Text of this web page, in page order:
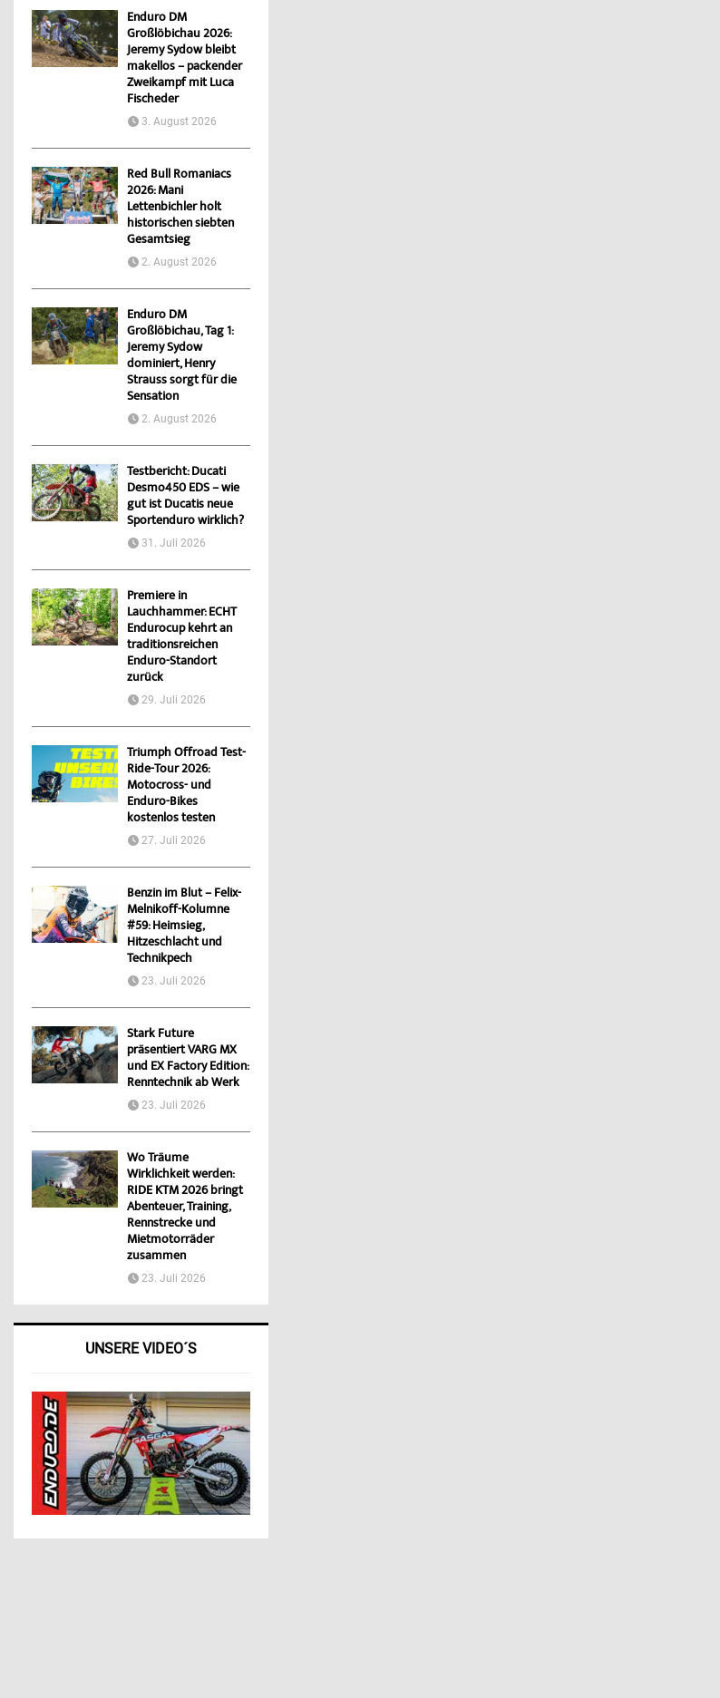
Enduro DM
Großlöbichau 2026:
Jeremy Sydow bleibt
makellos – packender
Zweikampf mit Luca
Fischeder
3. August 2026
Red Bull Romaniacs
2026: Mani
Lettenbichler holt
historischen siebten
Gesamtsieg
2. August 2026
Enduro DM
Großlöbichau, Tag 1:
Jeremy Sydow
dominiert, Henry
Strauss sorgt für die
Sensation
2. August 2026
Testbericht: Ducati
Desmo450 EDS – wie
gut ist Ducatis neue
Sportenduro wirklich?
31. Juli 2026
Premiere in
Lauchhammer: ECHT
Endurocup kehrt an
traditionsreichen
Enduro-Standort
zurück
29. Juli 2026
Triumph Offroad Test-
Ride-Tour 2026:
Motocross- und
Enduro-Bikes
kostenlos testen
27. Juli 2026
Benzin im Blut – Felix-
Melnikoff-Kolumne
#59: Heimsieg,
Hitzeschlacht und
Technikpech
23. Juli 2026
Stark Future
präsentiert VARG MX
und EX Factory Edition:
Renntechnik ab Werk
23. Juli 2026
Wo Träume
Wirklichkeit werden:
RIDE KTM 2026 bringt
Abenteuer, Training,
Rennstrecke und
Mietmotorräder
zusammen
23. Juli 2026
UNSERE VIDEO´S